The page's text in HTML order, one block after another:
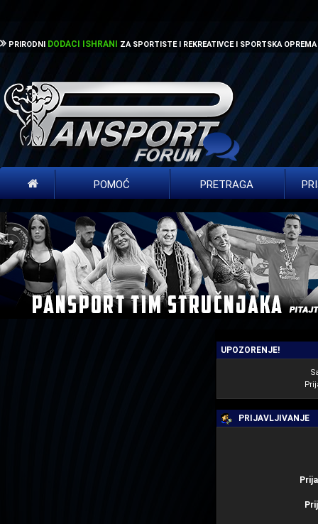
PRIRODNI DODACI ISHRANI ZA SPORTISTE I REKREATIVCE I SPORTSKA OPREMA
POMOĆ PRETRAGA
UPOZORENJE!
PRIJAVLJIVANJE